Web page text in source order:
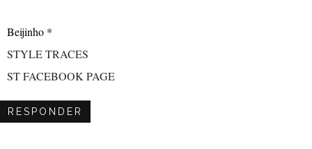
Beijinho *
STYLE TRACES
ST FACEBOOK PAGE
RESPONDER